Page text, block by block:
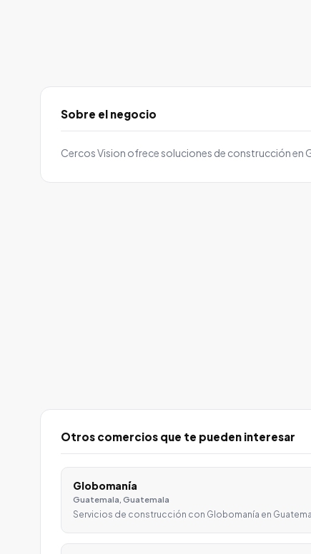
Sobre el negocio
Cercos Vision ofrece soluciones de construcción en
Otros comercios que te pueden interesar
Globomanía
Guatemala, Guatemala
Servicios de construcción con Globomanía en